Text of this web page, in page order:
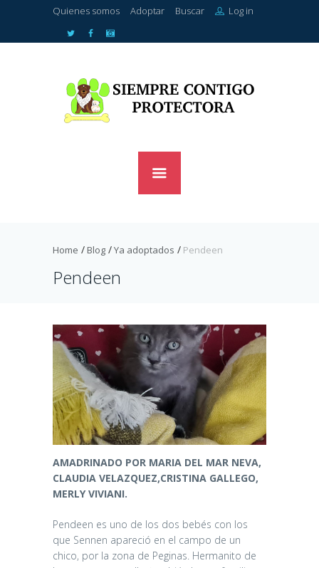
Quienes somos Adoptar Buscar Log in
Home Blog Ya adoptados Pendeen
Pendeen
AMADRINADO POR MARIA DEL MAR NEVA,
CLAUDIA VELAZQUEZ,CRISTINA GALLEGO,
MERLY VIVIANI.
Pendeen es uno de los dos bebés con los
que Sennen apareció en el campo de un
chico, por la zona de Peginas. Hermanito de